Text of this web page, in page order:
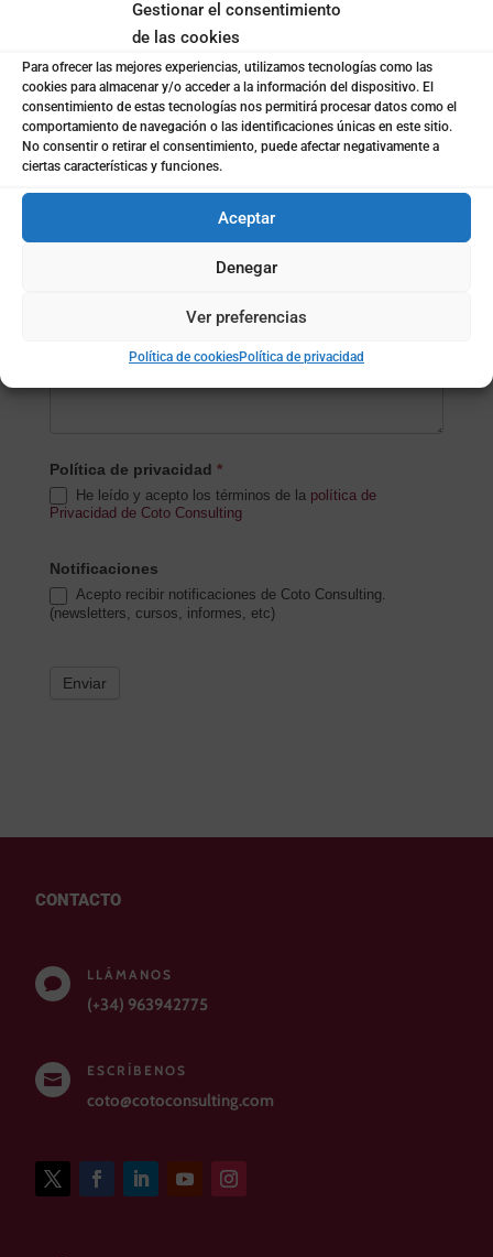
Gestionar el consentimiento
de las cookies
Para ofrecer las mejores experiencias, utilizamos tecnologías como las
cookies para almacenar y/o acceder a la información del dispositivo. El
consentimiento de estas tecnologías nos permitirá procesar datos como el
comportamiento de navegación o las identificaciones únicas en este sitio.
No consentir o retirar el consentimiento, puede afectar negativamente a
ciertas características y funciones.
Aceptar
Denegar
Ver preferencias
Política de cookiesPolítica de privacidad
Particular
Nombre de la empresa*
Subida de archivo (opcional)
Política de privacidad *
He leído y acepto los términos de la política de
Privacidad de Coto Consulting
Notificaciones
Acepto recibir notificaciones de Coto Consulting.
(newsletters, cursos, informes, etc)
Enviar
CONTACTO

LLÁMANOS
(+34) 963942775

ESCRÍBENOS
coto@cotoconsulting.com